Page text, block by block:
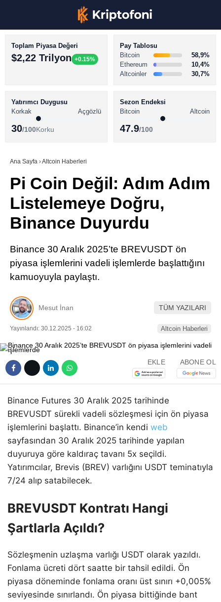
Youtube
TikTok
LinkedIn
BİTCOİN HABERLERİ
ALTCOİN HABERLERİ
SÖZLÜK
Toplam Piyasa Değeri
$2,22 Trilyon +0.15%
Pay Tablosu
Bitcoin
58,9%
Ethereum
10,4%
Altcoinler
30,7%
Yatırımcı Duygusu
Korkak
Açgözlü
30/100Korku
Sezon Endeksi
Bitcoin
Altcoin
47.9/100
Ana Sayfa ›Altcoin Haberleri
Pi Coin Değil: Adım Adım
Listelemeye Doğru,
Binance Duyurdu
Binance 30 Aralık 2025’te BREVUSDT ön
piyasa işlemlerini vadeli işlemlerde başlattığını
kamuoyuyla paylaştı.
Mesut İnan TÜM YAZILARI
Yayınlandı: 30.12.2025 - 16:02 Altcoin Haberleri
EKLE ABONE OL
Binance Futures 30 Aralık 2025 tarihinde
BREVUSDT sürekli vadeli sözleşmesi için ön piyasa
işlemlerini başlattı. Binance’in kendi web
sayfasından 30 Aralık 2025 tarihinde yapılan
duyuruya göre kaldıraç tavanı 5x seçildi.
Yatırımcılar, Brevis (BREV) varlığını USDT teminatıyla
7/24 alıp satabilecek.
BREVUSDT Kontratı Hangi
Şartlarla Açıldı?
Sözleşmenin uzlaşma varlığı USDT olarak yazıldı.
Fonlama ücreti dört saatte bir tahsil edildi. Ön
piyasa döneminde fonlama oranı üst sınırı +0,005%
seviyesinde sınırlandı. Ön piyasa bittiğinde bant